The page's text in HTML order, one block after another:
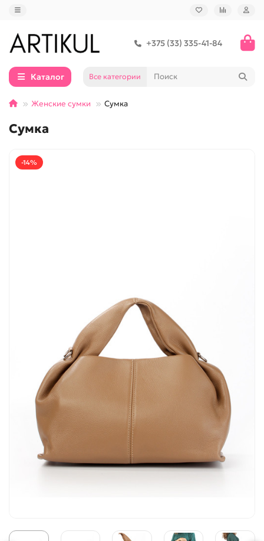
+375 (33) 335-41-84
Каталог Все категории
Женские сумки Сумка
Сумка
-14%